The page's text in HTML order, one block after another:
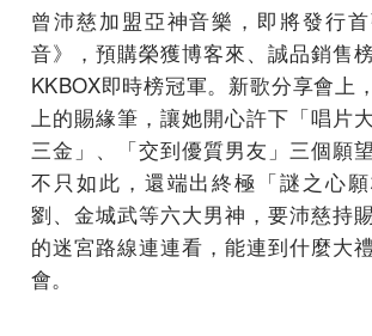
曾沛慈加盟亞神音樂，即將發行
音》，預購榮獲博客來、誠品銷售
KKBOX即時榜冠軍。新歌分享會上
上的賜緣筆，讓她開心許下「唱片
三金」、「交到優質男友」三個願
不只如此，還端出終極「謎之心
劉、金城武等六大男神，要沛慈持
的迷宮路線連連看，能連到什麼大
會。